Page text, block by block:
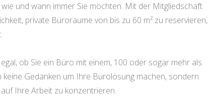
und wann immer Sie möchten. Mit der Mitgliedschaft
private Büroräume von bis zu 60 m² zu reservieren,
ob Sie ein Büro mit einem, 100 oder sogar mehr als
Gedanken um Ihre Bürolösung machen, sondern
Ihre Arbeit zu konzentrieren.